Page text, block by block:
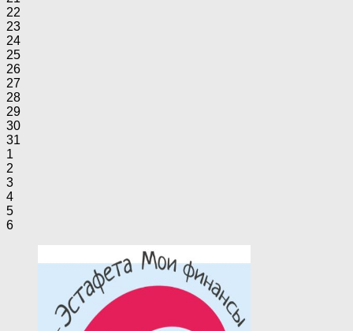
22
23
24
25
26
27
28
29
30
31
1
2
3
4
5
6